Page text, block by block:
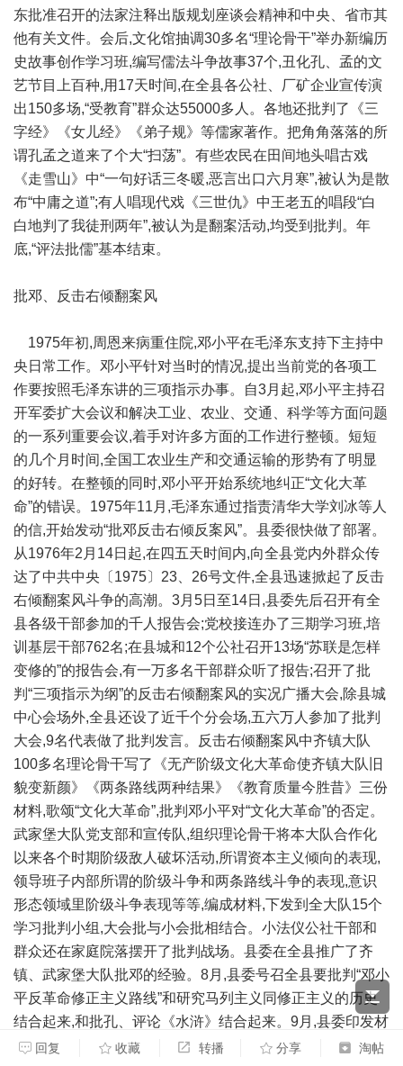
东批准召开的法家注释出版规划座谈会精神和中央、省市其
他有关文件。会后,文化馆抽调30多名“理论骨干”举办新编历
史故事创作学习班,编写儒法斗争故事37个,丑化孔、孟的文
艺节目上百种,用17天时间,在全县各公社、厂矿企业宣传演
出150多场,“受教育”群众达55000多人。各地还批判了《三
字经》《女儿经》《弟子规》等儒家著作。把角角落落的所
谓孔孟之道来了个大“扫荡”。有些农民在田间地头唱古戏
《走雪山》中“一句好话三冬暖,恶言出口六月寒”,被认为是散
布“中庸之道”;有人唱现代戏《三世仇》中王老五的唱段“白
白地判了我徒刑两年”,被认为是翻案活动,均受到批判。年
底,“评法批儒”基本结束。
批邓、反击右倾翻案风
1975年初,周恩来病重住院,邓小平在毛泽东支持下主持中
央日常工作。邓小平针对当时的情况,提出当前党的各项工
作要按照毛泽东讲的三项指示办事。自3月起,邓小平主持召
开军委扩大会议和解决工业、农业、交通、科学等方面问题
的一系列重要会议,着手对许多方面的工作进行整顿。短短
的几个月时间,全国工农业生产和交通运输的形势有了明显
的好转。在整顿的同时,邓小平开始系统地纠正“文化大革
命”的错误。1975年11月,毛泽东通过指责清华大学刘冰等人
的信,开始发动“批邓反击右倾反案风”。县委很快做了部署。
从1976年2月14日起,在四五天时间内,向全县党内外群众传
达了中共中央〔1975〕23、26号文件,全县迅速掀起了反击
右倾翻案风斗争的高潮。3月5日至14日,县委先后召开有全
县各级干部参加的千人报告会;党校接连办了三期学习班,培
训基层干部762名;在县城和12个公社召开13场“苏联是怎样
变修的”的报告会,有一万多名干部群众听了报告;召开了批
判“三项指示为纲”的反击右倾翻案风的实况广播大会,除县城
中心会场外,全县还设了近千个分会场,五六万人参加了批判
大会,9名代表做了批判发言。反击右倾翻案风中齐镇大队
100多名理论骨干写了《无产阶级文化大革命使齐镇大队旧
貌变新颜》《两条路线两种结果》《教育质量今胜昔》三份
材料,歌颂“文化大革命”,批判邓小平对“文化大革命”的否定。
武家堡大队党支部和宣传队,组织理论骨干将本大队合作化
以来各个时期阶级敌人破坏活动,所谓资本主义倾向的表现,
领导班子内部所谓的阶级斗争和两条路线斗争的表现,意识
形态领域里阶级斗争表现等等,编成材料,下发到全大队15个
学习批判小组,大会批与小会批相结合。小法仪公社干部和
群众还在家庭院落摆开了批判战场。县委在全县推广了齐
镇、武家堡大队批邓的经验。8月,县委号召全县要批判“邓小
平反革命修正主义路线”和研究马列主义同修正主义的历史
结合起来,和批孔、评论《水浒》结合起来。9月,县委印发材
料,批判邓小平“整顿农业就是要整掉大寨的根本经验,整掉阶
回复 收藏 转播 分享 淘帖